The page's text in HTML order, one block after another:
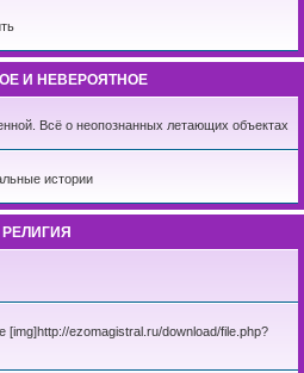
И НЕВЕРОЯТНОЕ
Всё о неопознанных летающих объектах
истории
РЕЛИГИЯ
[img]http://ezomagistral.ru/download/file.php?